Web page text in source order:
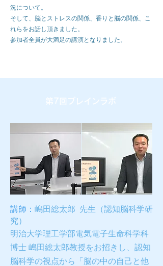
況について。
そして、脳とストレスの関係、香りと脳の関係、こ
れらをお話し頂きました。
参加者全員が大満足の講演となりました。
第7回ブレインラボ
講師： 嶋田総太郎 先生（認知脳科学研
究）
明治大学理工学部電気電子生命科学科
博士 嶋田総太郎教授をお招きし、認知
脳科学の視点から「脳の中の自己と他